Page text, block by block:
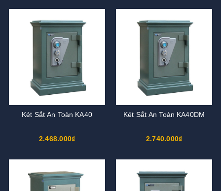
Két Sắt An Toàn KA40
2.468.000₫
Két Sắt An Toàn KA40DM
2.740.000₫